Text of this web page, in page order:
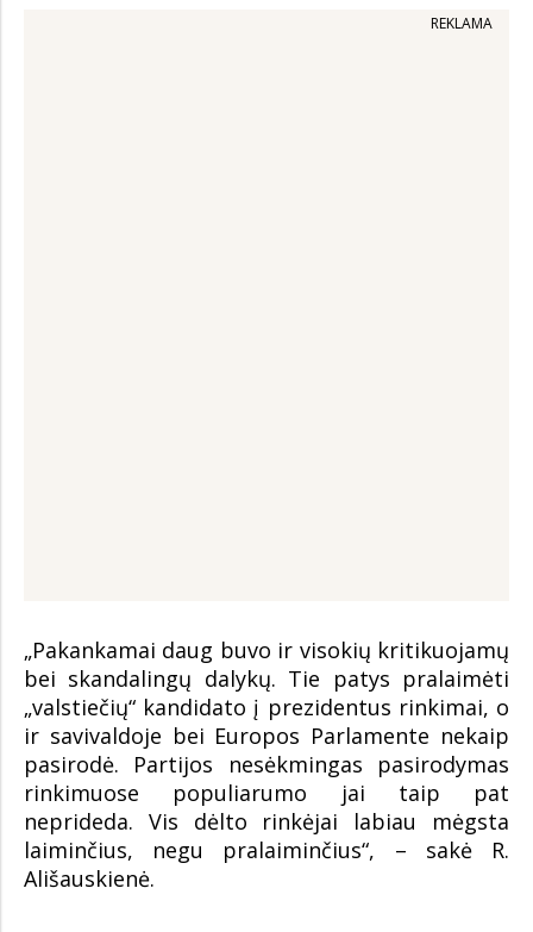
REKLAMA
„Pakankamai daug buvo ir visokių kritikuojamų
bei skandalingų dalykų. Tie patys pralaimėti
„valstiečių“ kandidato į prezidentus rinkimai, o
ir savivaldoje bei Europos Parlamente nekaip
pasirodė. Partijos nesėkmingas pasirodymas
rinkimuose populiarumo jai taip pat
neprideda. Vis dėlto rinkėjai labiau mėgsta
laiminčius, negu pralaiminčius“, – sakė R.
Ališauskienė.